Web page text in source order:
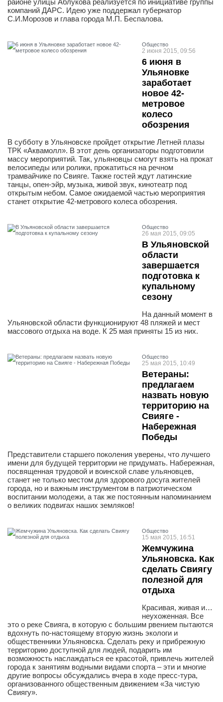
районе улицы Аблукова реализуется по инициативе группы
компаний ДАРС. Идею уже поддержал губернатор
С.И.Морозов и глава города М.П. Беспалова.
Общество
2 июня 2015, 09:56
6 июня в
Ульяновке
заработает
новое 42-
метровое
колесо
обозрения
В субботу в Ульяновске пройдет открытие Летней плазы
ТРК «Аквамолл». В этот день организаторы подготовили
массу мероприятий. Так, ульяновцы смогут взять на прокат
велосипеды или ролики, прокатиться на речном
трамвайчике по Свияге. Также гостей ждут латинские
танцы, опен-эйр, музыка, живой звук, кинотеатр под
открытым небом. Самое ожидаемой частью мероприятия
станет открытие 42-метрового колеса обозрения.
Общество
26 мая 2015, 09:05
В Ульяновской
области
завершается
подготовка к
купальному
сезону
На данный момент в
Ульяновской области функционируют 48 пляжей и мест
массового отдыха на воде. К 25 мая приняты 15 из них.
Общество
25 мая 2015, 10:49
Ветераны:
предлагаем
назвать новую
территорию на
Свияге -
Набережная
Победы
Представители старшего поколения уверены, что лучшего
имени для будущей территории не придумать. Набережная,
посвященная трудовой и воинской славе ульяновцев,
станет не только местом для здорового досуга жителей
города, но и важным инструментом в патриотическом
воспитании молодежи, а так же постоянным напоминанием
о великих подвигах наших земляков!
Общество
15 мая 2015, 16:51
Жемчужина
Ульяновска. Как
сделать Свиягу
полезной для
отдыха
Красивая, живая и…
неухоженная. Все
это о реке Свияга, в которую с большим рвением пытаются
вдохнуть по-настоящему вторую жизнь экологи и
общественники Ульяновска. Сделать реку и прибрежную
территорию доступной для людей, подарить им
возможность наслаждаться ее красотой, привлечь жителей
города к занятиям водными видами спорта – эти и многие
другие вопросы обсуждались вчера в ходе пресс-тура,
организованного общественным движением «За чистую
Свиягу».